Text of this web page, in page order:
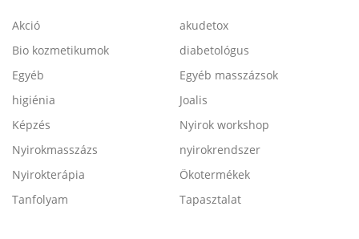
Akció
akudetox
Bio kozmetikumok
diabetológus
Egyéb
Egyéb masszázsok
higiénia
Joalis
Képzés
Nyirok workshop
Nyirokmasszázs
nyirokrendszer
Nyirokterápia
Ökotermékek
Tanfolyam
Tapasztalat